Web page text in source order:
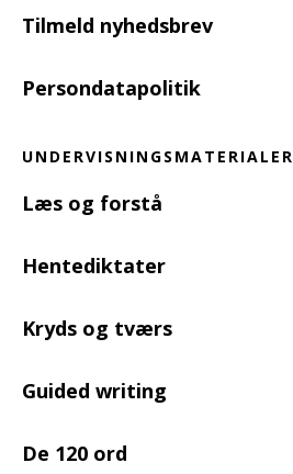
Tilmeld nyhedsbrev
Persondatapolitik
UNDERVISNINGSMATERIALER
Læs og forstå
Hentediktater
Kryds og tværs
Guided writing
De 120 ord